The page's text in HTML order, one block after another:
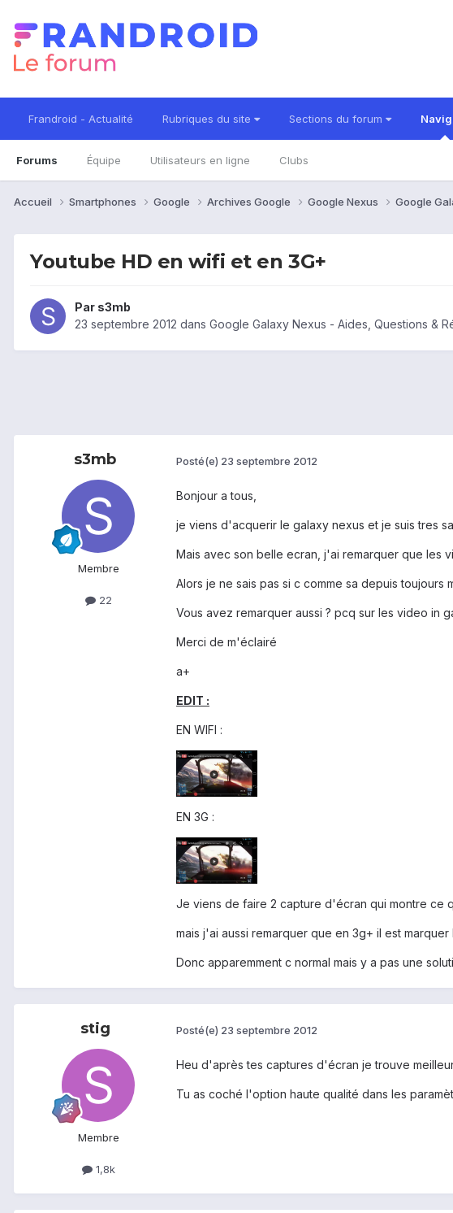
Frandroid - Actualité Rubriques du site Sections du forum
Forums Équipe Utilisateurs en ligne Clubs
Accueil Smartphones Google Archives Google Google Nexus Google
Youtube HD en wifi et en 3G+
Par s3mb
23 septembre 2012 dans Google Galaxy Nexus - Aides, Questions &
s3mb
Membre
22
Posté(e) 23 septembre 2012
Bonjour a tous,
je viens d'acquerir le galaxy nexus et je suis tres
Mais avec son belle ecran, j'ai remarquer que les
Alors je ne sais pas si c comme sa depuis toujours
Vous avez remarquer aussi ? pcq sur les video in
Merci de m'éclairé
a+
EDIT :
EN WIFI :
EN 3G :
Je viens de faire 2 capture d'écran qui montre ce
mais j'ai aussi remarquer que en 3g+ il est marquer
Donc apparemment c normal mais y a pas une
stig
Membre
1,8k
Posté(e) 23 septembre 2012
Heu d'après tes captures d'écran je trouve
Tu as coché l'option haute qualité dans les